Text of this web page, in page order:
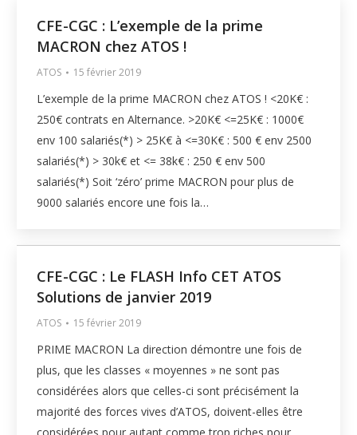
CFE-CGC : L’exemple de la prime
MACRON chez ATOS !
ATOS 15 février 2019
L’exemple de la prime MACRON chez ATOS ! <20K€ :
250€ contrats en Alternance. >20K€ <=25K€ : 1000€
env 100 salariés(*) > 25K€ à <=30K€ : 500 € env 2500
salariés(*) > 30k€ et <= 38k€ : 250 € env 500
salariés(*) Soit ‘zéro’ prime MACRON pour plus de
9000 salariés encore une fois la…
CFE-CGC : Le FLASH Info CET ATOS
Solutions de janvier 2019
ATOS 15 février 2019
PRIME MACRON La direction démontre une fois de
plus, que les classes « moyennes » ne sont pas
considérées alors que celles-ci sont précisément la
majorité des forces vives d’ATOS, doivent-elles être